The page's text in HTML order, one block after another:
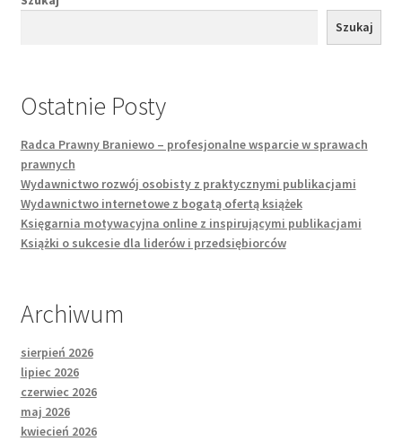
Szukaj
Ostatnie Posty
Radca Prawny Braniewo – profesjonalne wsparcie w sprawach
prawnych
Wydawnictwo rozwój osobisty z praktycznymi publikacjami
Wydawnictwo internetowe z bogatą ofertą książek
Księgarnia motywacyjna online z inspirującymi publikacjami
Książki o sukcesie dla liderów i przedsiębiorców
Archiwum
sierpień 2026
lipiec 2026
czerwiec 2026
maj 2026
kwiecień 2026